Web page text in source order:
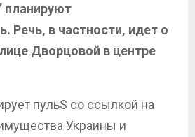
планируют
Речь, в частности, идет о
Дворцовой в центре
пульS со ссылкой на
Украины и